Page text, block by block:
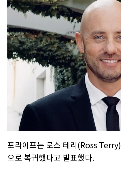
포라이프는 로스 테리(Ross Terry)
으로 복귀했다고 발표했다.